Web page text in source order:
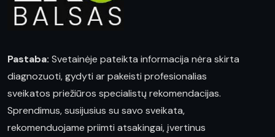
Pastaba: Svetainėje pateikta informacija nėra skirta
diagnozuoti, gydyti ar pakeisti profesionalias
sveikatos priežiūros specialistų rekomendacijas.
Sprendimus, susijusius su savo sveikata,
rekomenduojame priimti atsakingai, įvertinus